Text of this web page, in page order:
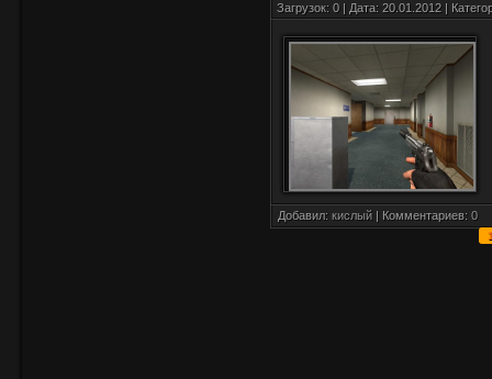
Загрузок: 0 | Дата: 20.01.2012 |
Добавил: кислый | Комментариев: 0